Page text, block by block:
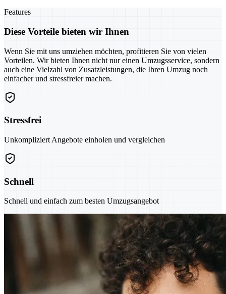
Features
Diese Vorteile bieten wir Ihnen
Wenn Sie mit uns umziehen möchten, profitieren Sie von vielen
Vorteilen. Wir bieten Ihnen nicht nur einen Umzugsservice, sondern
auch eine Vielzahl von Zusatzleistungen, die Ihren Umzug noch
einfacher und stressfreier machen.
Stressfrei
Unkompliziert Angebote einholen und vergleichen
Schnell
Schnell und einfach zum besten Umzugsangebot